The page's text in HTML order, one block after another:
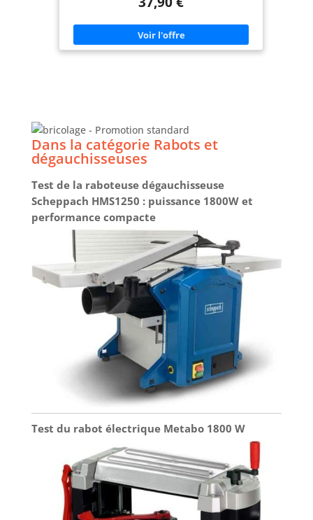
partout, et possibilité de connecter l'aspirateur à
maximiser la propreté du travail. Lames
réversibles qui peuvent être changées pour
doubler leur durée de vie avant chaque affûtage
ou remplacement, et comprend également une
une sécurité maximale.
Dans la catégorie Rabots et
dégauchisseuses
Test de la raboteuse dégauchisseuse
Scheppach HMS1250 : puissance 1800W et
performance compacte
Test du rabot électrique Metabo 1800 W